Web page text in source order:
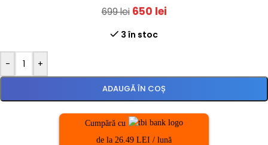
699lei 650 lei
3 în stoc
- +
ADAUGĂ ÎN COȘ
Cumpără cu
de la 26.49 LEI / lună